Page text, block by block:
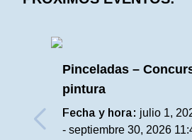
Pinceladas –
pintura
Fecha y hora: julio 1,
- septiembre 30, 2026